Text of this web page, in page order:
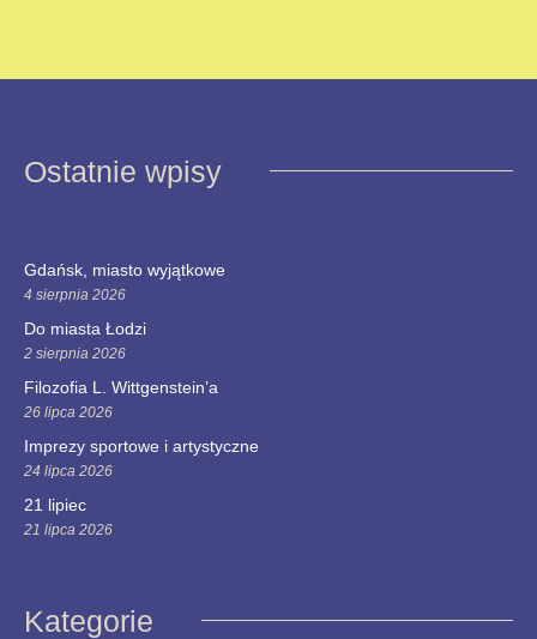
Ostatnie wpisy
Gdańsk, miasto wyjątkowe
4 sierpnia 2026
Do miasta Łodzi
2 sierpnia 2026
Filozofia L. Wittgenstein’a
26 lipca 2026
Imprezy sportowe i artystyczne
24 lipca 2026
21 lipiec
21 lipca 2026
Kategorie